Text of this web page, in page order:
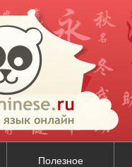
Полезное